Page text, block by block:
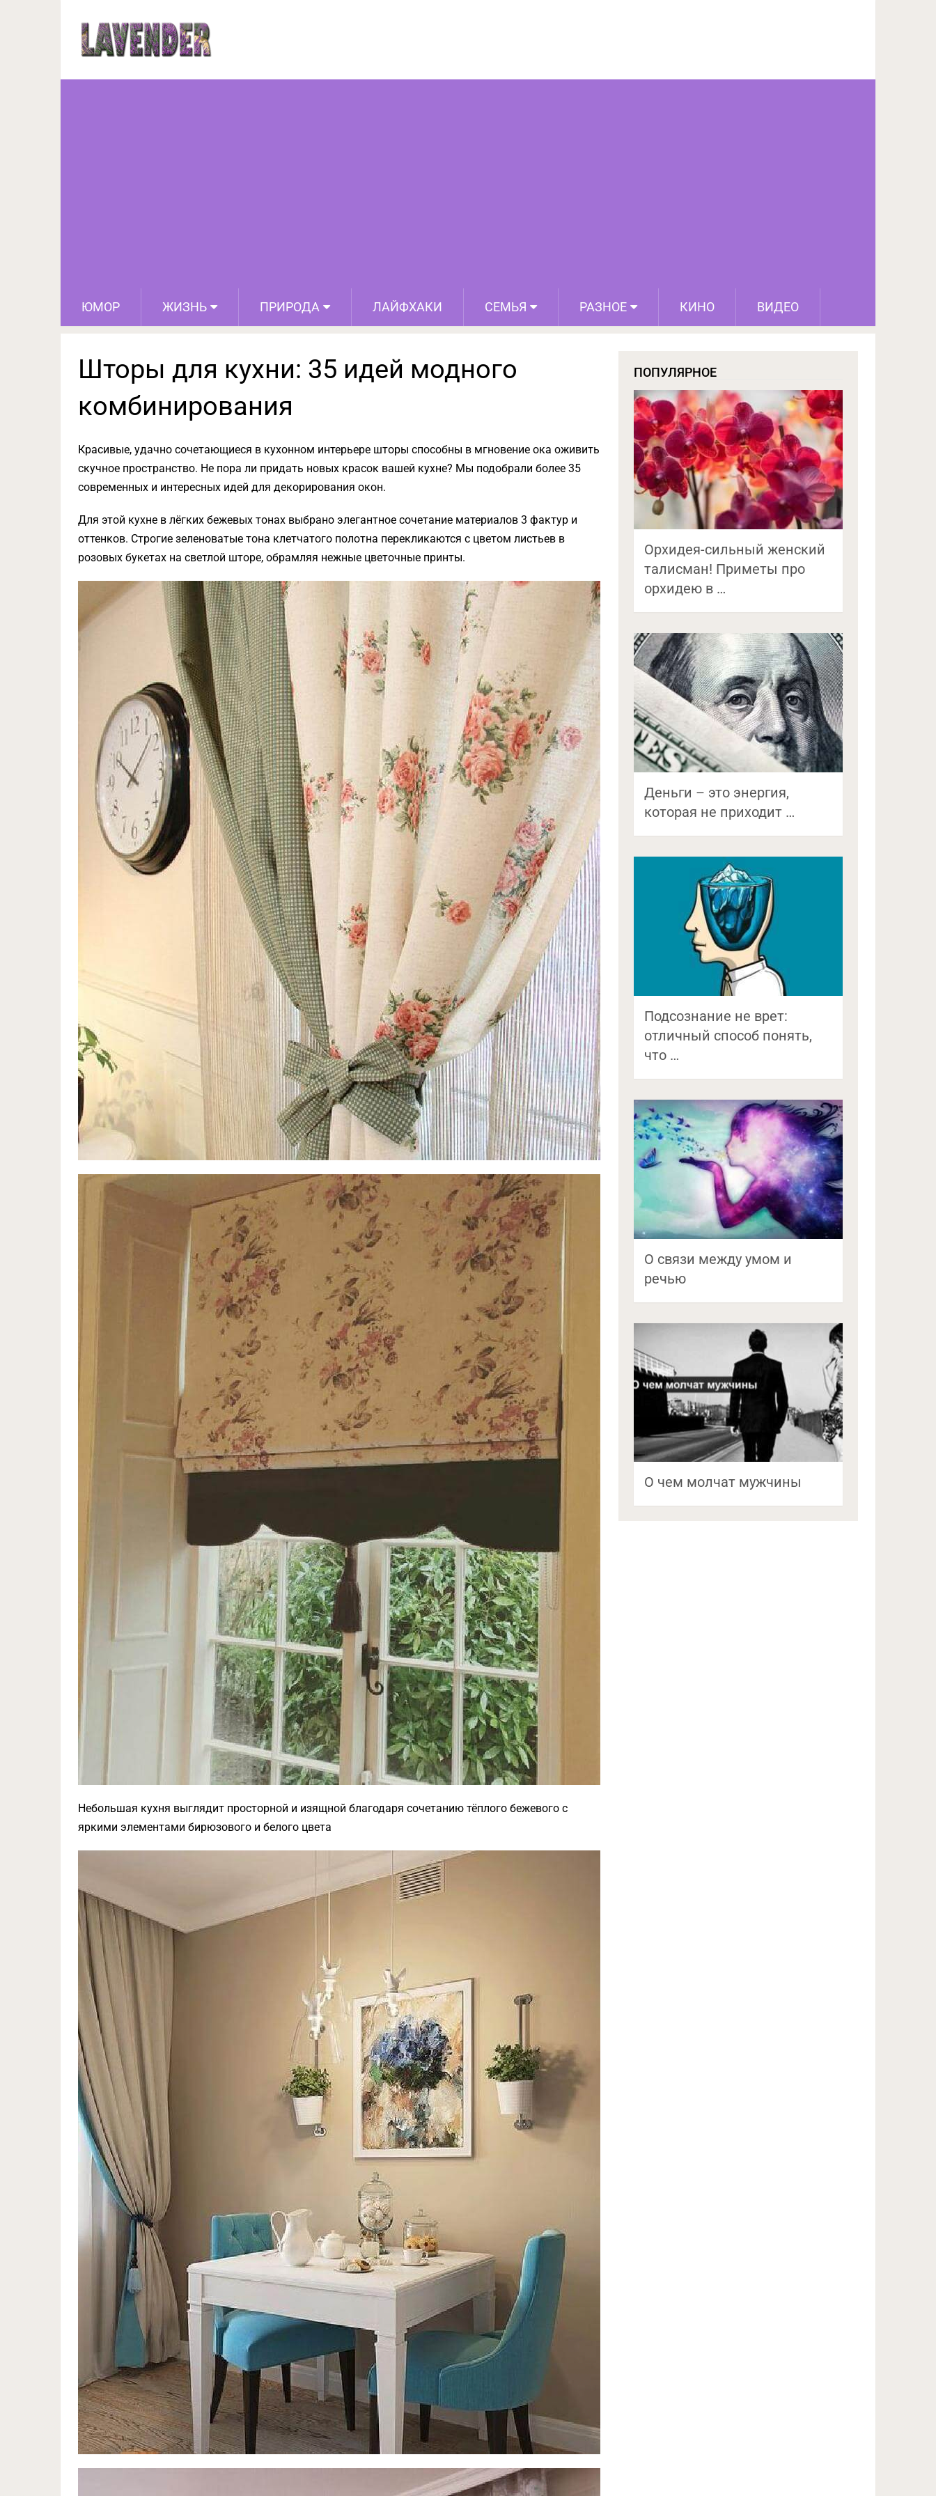
ЮМОР ЖИЗНЬ ПРИРОДА ЛАЙФХАКИ СЕМЬЯ РАЗНОЕ КИНО ВИДЕО
Шторы для кухни: 35 идей модного комбинирования
Шторы для кухни: 35 идей модного
комбинирования
Красивые, удачно сочетающиеся в кухонном интерьере шторы способны в мгновение ока оживить
скучное пространство. Не пора ли придать новых красок вашей кухне? Мы подобрали более 35
современных и интересных идей для декорирования окон.
Для этой кухне в лёгких бежевых тонах выбрано элегантное сочетание материалов 3 фактур и
оттенков. Строгие зеленоватые тона клетчатого полотна перекликаются с цветом листьев в
розовых букетах на светлой шторе, обрамляя нежные цветочные принты.
Небольшая кухня выглядит просторной и изящной благодаря сочетанию тёплого бежевого с
яркими элементами бирюзового и белого цвета
ПОПУЛЯРНОЕ
Орхидея-сильный женский
талисман! Приметы про
орхидею в …
Деньги – это энергия,
которая не приходит …
Подсознание не врет:
отличный способ понять,
что …
О связи между умом и
речью
О чем молчат мужчины